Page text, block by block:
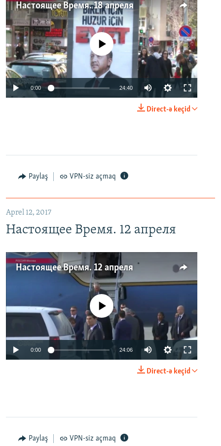
Настоящее Время. 18 апреля
No media source currently available
0:00 24:40
Direct-ə keçid
Paylaş VPN-siz açmaq
Aprel 12, 2017
Настоящее Время. 12 апреля
Настоящее Время. 12 апреля
No media source currently available
0:00 24:06
Direct-ə keçid
Paylaş VPN-siz açmaq